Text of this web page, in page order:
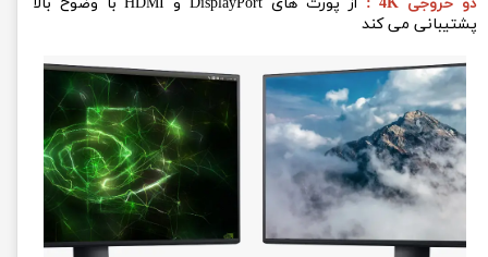
پشتیبانی می کند